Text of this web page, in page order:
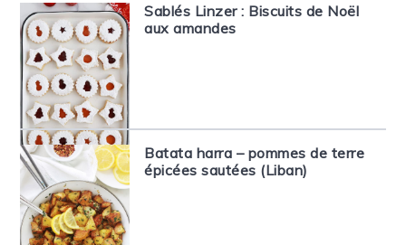
Sablés Linzer : Biscuits de Noël
aux amandes
Batata harra – pommes de terre
épicées sautées (Liban)